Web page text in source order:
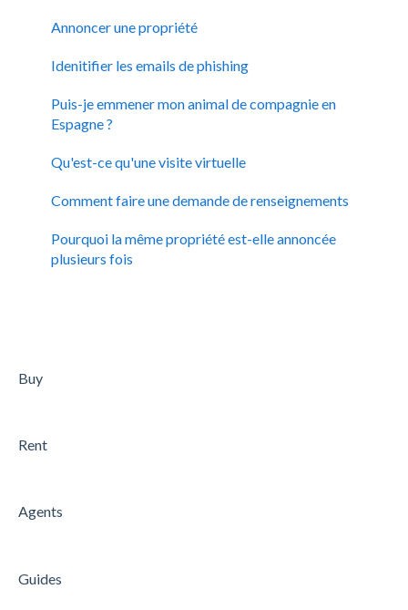
Flux XML de Kyero
Gérer le profil de votre agence
Gestion des abonnements
Annoncer une propriété
Idenitifier les emails de phishing
Puis-je emmener mon animal de compagnie en
Espagne ?
Qu'est-ce qu'une visite virtuelle
Comment faire une demande de renseignements
Pourquoi la même propriété est-elle annoncée
plusieurs fois
Buy
Rent
Agents
Guides